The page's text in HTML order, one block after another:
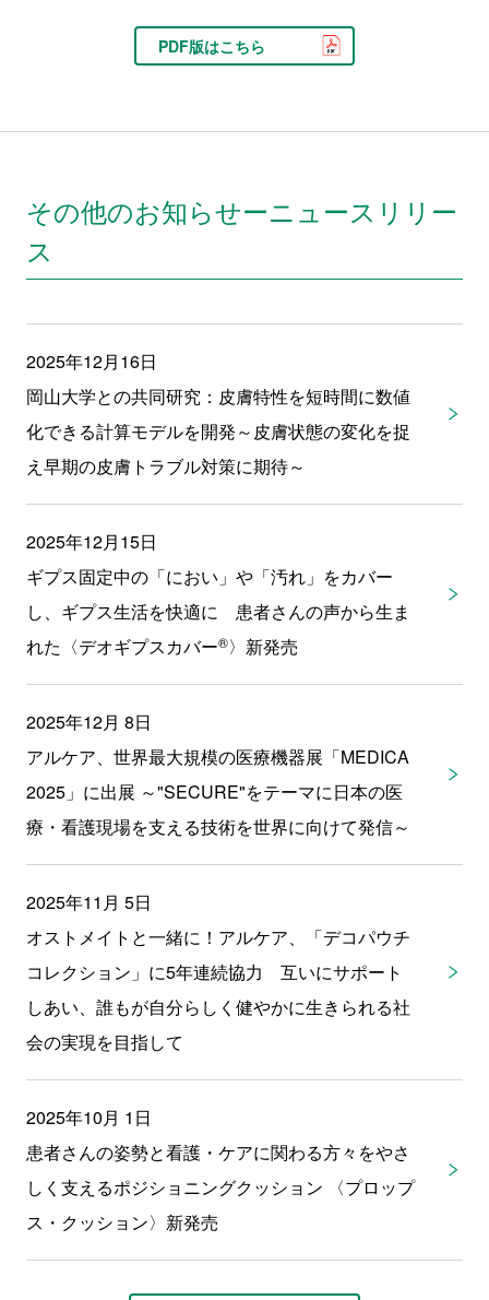
PDF版はこちら
その他のお知らせーニュースリリー
ス
2025年12月16日
岡山大学との共同研究：皮膚特性を短時間に数値
化できる計算モデルを開発～皮膚状態の変化を捉
え早期の皮膚トラブル対策に期待～
2025年12月15日
ギプス固定中の「におい」や「汚れ」をカバー
し、ギプス生活を快適に 患者さんの声から生ま
れた〈デオギプスカバー®〉新発売
2025年12月 8日
アルケア、世界最大規模の医療機器展「MEDICA
2025」に出展 ～"SECURE"をテーマに日本の医
療・看護現場を支える技術を世界に向けて発信～
2025年11月 5日
オストメイトと一緒に！アルケア、「デコパウチ
コレクション」に5年連続協力 互いにサポート
しあい、誰もが自分らしく健やかに生きられる社
会の実現を目指して
2025年10月 1日
患者さんの姿勢と看護・ケアに関わる方々をやさ
しく支えるポジショニングクッション 〈プロップ
ス・クッション〉新発売